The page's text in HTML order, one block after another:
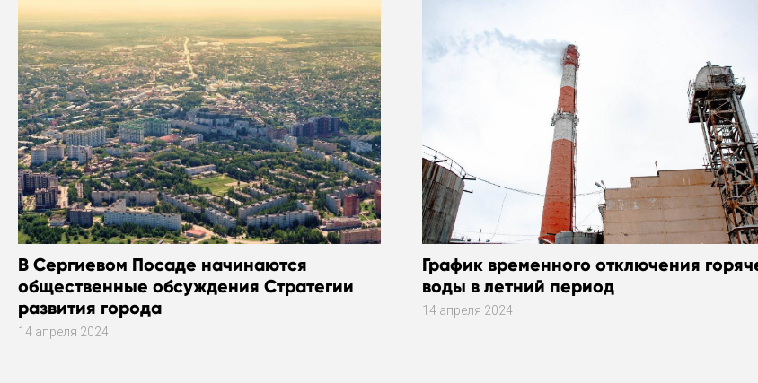
В Сергиевом Посаде начинаются
общественные обсуждения Стратегии
развития города
14 апреля 2024
График временного отключения
воды в летний период
14 апреля 2024